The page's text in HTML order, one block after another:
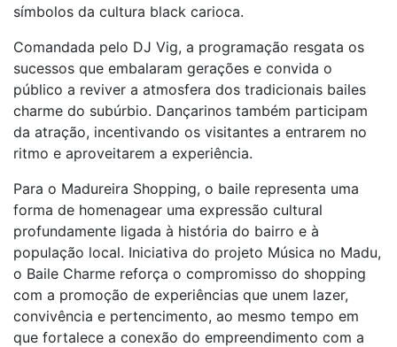
símbolos da cultura black carioca.
Comandada pelo DJ Vig, a programação resgata os
sucessos que embalaram gerações e convida o
público a reviver a atmosfera dos tradicionais bailes
charme do subúrbio. Dançarinos também participam
da atração, incentivando os visitantes a entrarem no
ritmo e aproveitarem a experiência.
Para o Madureira Shopping, o baile representa uma
forma de homenagear uma expressão cultural
profundamente ligada à história do bairro e à
população local. Iniciativa do projeto Música no Madu,
o Baile Charme reforça o compromisso do shopping
com a promoção de experiências que unem lazer,
convivência e pertencimento, ao mesmo tempo em
que fortalece a conexão do empreendimento com a